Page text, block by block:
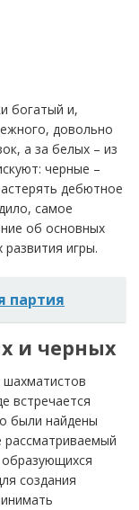
богатый и,
довольно
а за белых – из
черные –
дебютное
самое
об основных
игры.
партия
и черных
шахматистов
встречается
были найдены
создания